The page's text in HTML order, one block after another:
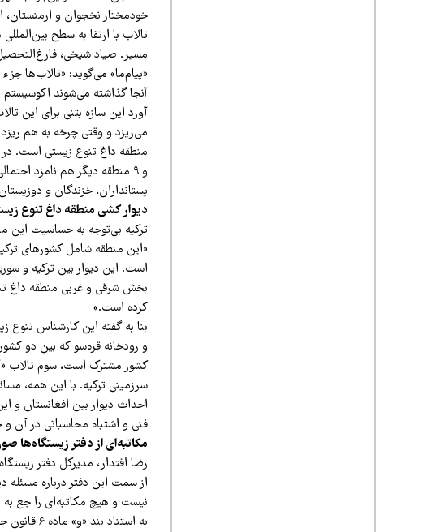
خودمختار نخجوان و
تالاب با ارتقا به سطح
مسیر. صیاد شیخی،
«پیام‌ما» می‌گوید: «تالاب‌‌‌ها
آنجا گذاشته می‌شوند
آورد این سازه بتنی برای این
می‌ریزد و وقتی چرخه به هم
پستانداران، خزندگان و
دیوار کشی منطقه داغ تنوع
ترکیه بی‌توجه به حساسیت این
«این منطقه شامل کشورهای
بخش شرقی و غربی منطقه داغ
کرده است.»
بنا به گفته این کارشناس تنوع
و رودخانه قره‌سو که بین دو
کشور مشترک است، سوم تالاب
سرزمینی ترکیه. با این همه،
فنی و اشتباه محاسباتی در آن
مکاتبه‌ای از دفتر زیستگاه‌ها
رضا اقتدار، مدیر‌کل دفتر
از سمت این دفتر درباره مسئله
نیست و هیچ مکاتبه‌ای را جع